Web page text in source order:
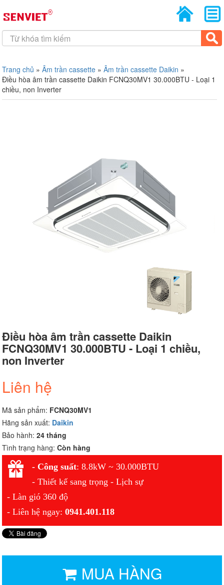
Trang chủ » Âm trần cassette » Âm trần cassette Daikin »
Điều hòa âm trần cassette Daikin FCNQ30MV1 30.000BTU - Loại 1
chiều, non Inverter
Điều hòa âm trần cassette Daikin
FCNQ30MV1 30.000BTU - Loại 1 chiều,
non Inverter
Liên hệ
Mã sản phẩm: FCNQ30MV1
Hãng sản xuất: Daikin
Bảo hành:24 tháng
Tình trạng hàng:Còn hàng
- Công suất: 8.8kW ~ 30.000BTU
- Thiết kế sang trọng - Lịch sự
- Làn gió 360 độ
- Liên hệ ngay:0941.401.118
MUA HÀNG